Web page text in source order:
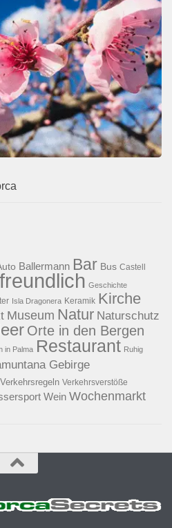
Ballermann Bar Bus Castell
Geschichte
Isla Dragonera Keramik Kirche
Museum Natur Naturschutz
Orte in den Bergen
in Palma Restaurant Ruhig
Gebirge
Verkehrsregeln Verkehrsverstöße
Wein Wochenmarkt